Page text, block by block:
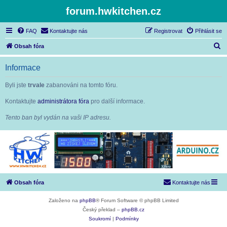
forum.hwkitchen.cz
FAQ Kontaktujte nás Přihlásit se
Registrovat
Obsah fóra
l
Informace
Byli jste trvale zabanováni na tomto fóru.
Kontaktujte administrátora fóra pro další informace.
Tento ban byl vydán na vaši IP adresu.
Obsah fóra Kontaktujte nás
Založeno na phpBB® Forum Software © phpBB Limited
Český překlad – phpBB.cz
Soukromí
Podmínky